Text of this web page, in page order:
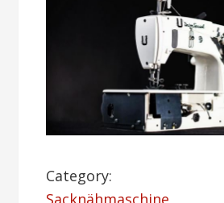
Category:
Sacknähmaschine